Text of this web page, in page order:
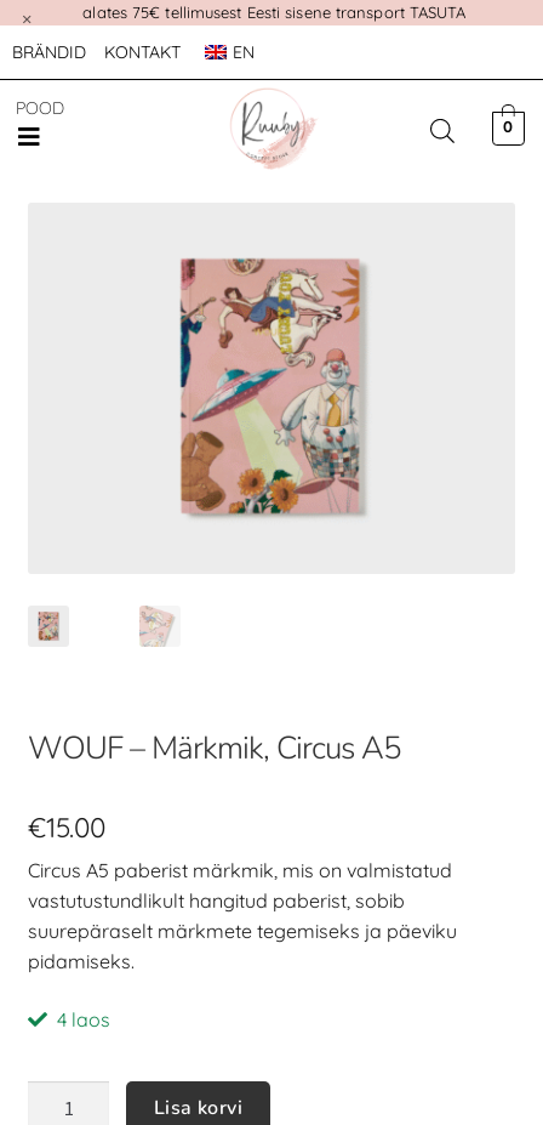
alates 75€ tellimusest Eesti sisene transport TASUTA
×
BRÄNDID KONTAKT EN
POOD
0
WOUF – Märkmik, Circus A5
€15.00
Circus A5 paberist märkmik, mis on valmistatud
vastutustundlikult hangitud paberist, sobib
suurepäraselt märkmete tegemiseks ja päeviku
pidamiseks.
4 laos
Lisa korvi